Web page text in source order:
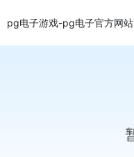
pg电子游戏-pg电子官方网站